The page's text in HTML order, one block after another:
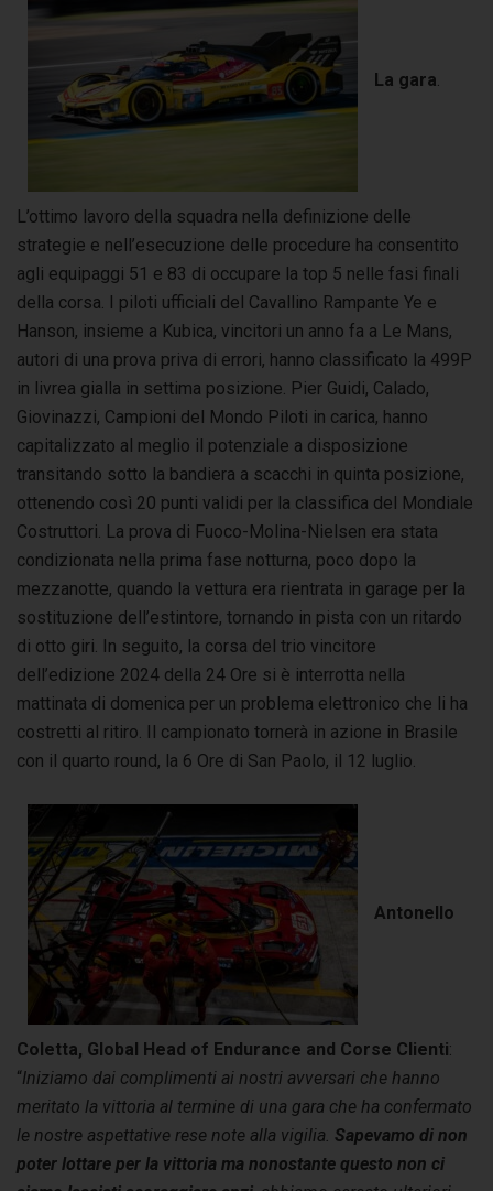
La gara.
L’ottimo lavoro della squadra nella definizione delle
strategie e nell’esecuzione delle procedure ha consentito
agli equipaggi 51 e 83 di occupare la top 5 nelle fasi finali
della corsa. I piloti ufficiali del Cavallino Rampante Ye e
Hanson, insieme a Kubica, vincitori un anno fa a Le Mans,
autori di una prova priva di errori, hanno classificato la 499P
in livrea gialla in settima posizione. Pier Guidi, Calado,
Giovinazzi, Campioni del Mondo Piloti in carica, hanno
capitalizzato al meglio il potenziale a disposizione
transitando sotto la bandiera a scacchi in quinta posizione,
ottenendo così 20 punti validi per la classifica del Mondiale
Costruttori. La prova di Fuoco-Molina-Nielsen era stata
condizionata nella prima fase notturna, poco dopo la
mezzanotte, quando la vettura era rientrata in garage per la
sostituzione dell’estintore, tornando in pista con un ritardo
di otto giri. In seguito, la corsa del trio vincitore
dell’edizione 2024 della 24 Ore si è interrotta nella
mattinata di domenica per un problema elettronico che li ha
costretti al ritiro. Il campionato tornerà in azione in Brasile
con il quarto round, la 6 Ore di San Paolo, il 12 luglio.
Antonello
Coletta, Global Head of Endurance and Corse Clienti:
“Iniziamo dai complimenti ai nostri avversari che hanno
meritato la vittoria al termine di una gara che ha confermato
le nostre aspettative rese note alla vigilia. Sapevamo di non
poter lottare per la vittoria ma nonostante questo non ci